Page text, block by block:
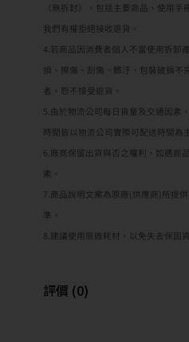
（無拆封），包括主要商品、使用手
我們有權拒絕接收退貨。
4.若商品因消費者個人不當使用拆卸
損、擦傷、刮傷、髒汙、包裝破損不
者，恕不接受退貨。
5.由於物流公司每日貨量及交通因素
時間皆以物流公司實際可配送時間為主
6.廠商保留出貨與否之權利，如遇商
素。
7.商品說明文案為原廠(供應商)所提
準。
8.建議使用原廠耗材，以免失去保固資
評價 (0)